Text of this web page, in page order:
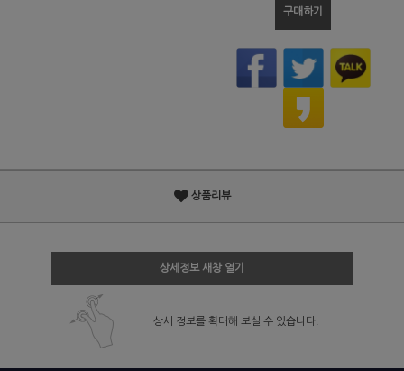
구매하기
상품리뷰
상세정보 새창 열기
상세 정보를 확대해 보실 수 있습니다.